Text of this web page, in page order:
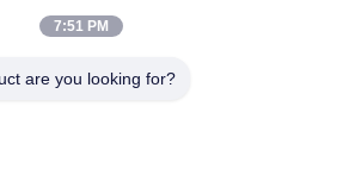
Traffic Sinyal Pole Hot Dip
7:51 PM
are you looking for?